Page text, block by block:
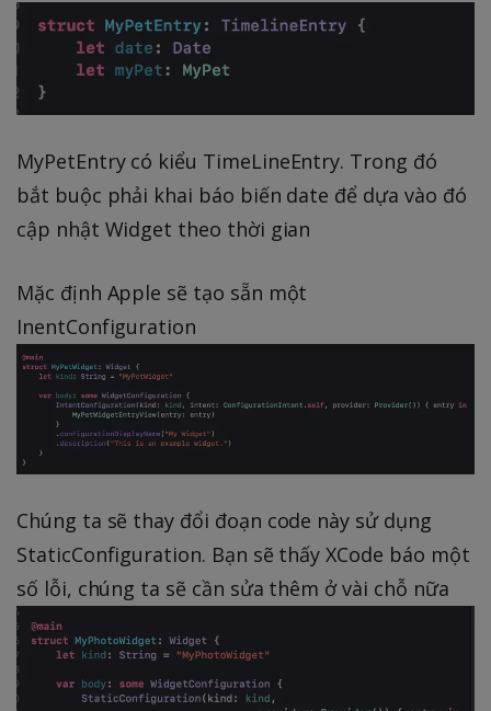
MyPetEntry có kiểu TimeLineEntry. Trong đó
bắt buộc phải khai báo biến date để dựa vào đó
cập nhật Widget theo thời gian
Mặc định Apple sẽ tạo sẵn một
InentConfiguration
Chúng ta sẽ thay đổi đoạn code này sử dụng
StaticConfiguration. Bạn sẽ thấy XCode báo một
số lỗi, chúng ta sẽ cần sửa thêm ở vài chỗ nữa